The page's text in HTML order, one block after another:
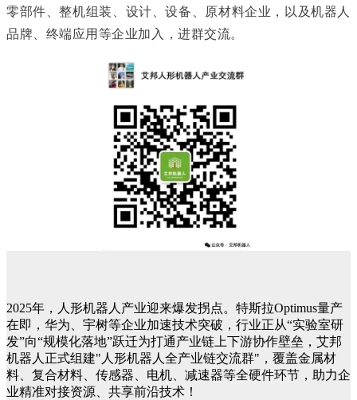
零部件、整机组装、设计、设备、原材料企业，以及机器人
品牌、终端应用等企业加入，进群交流。
2025年，人形机器人产业迎来爆发拐点。特斯拉Optimus量产
在即，华为、宇树等企业加速技术突破，行业正从“实验室研
发”向“规模化落地”跃迁为打通产业链上下游协作壁垒，艾邦
机器人正式组建"人形机器人全产业链交流群"，覆盖金属材
料、复合材料、传感器、电机、减速器等全硬件环节，助力企
业精准对接资源、共享前沿技术！